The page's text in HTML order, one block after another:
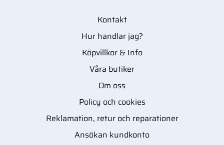
Kontakt
Hur handlar jag?
Köpvillkor & Info
Våra butiker
Om oss
Policy och cookies
Reklamation, retur och reparationer
Ansökan kundkonto